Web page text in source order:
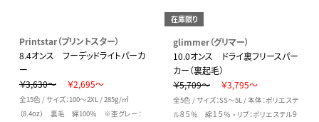
Printstar（プリントスター）
8.4オンス フーデッドライトパーカ
ー
￥3,630～
￥2,695～
全15色 / サイズ：100～2XL / 285g/㎡
（8.4oz） 裏毛 綿100％ ※杢グレー：
在庫限り
glimmer（グリマー）
10.0オンス ドライ裏フリースパー
カー（裏起毛）
￥5,709～
￥3,795～
全5色 / サイズ：SS～5L / 本体：ポリエステ
ル８５％ 綿１５％ ・ リブ：ポリエステル９